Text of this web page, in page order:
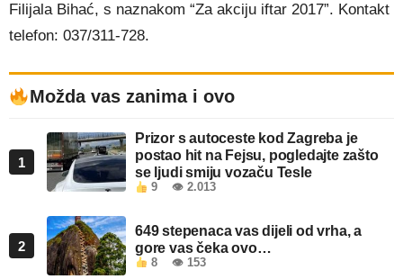
Filijala Bihać, s naznakom “Za akciju iftar 2017”. Kontakt
telefon: 037/311-728.
Možda vas zanima i ovo
1
Prizor s autoceste kod Zagreba je
postao hit na Fejsu, pogledajte zašto
se ljudi smiju vozaču Tesle
9 👁 2.013
2
649 stepenaca vas dijeli od vrha, a
gore vas čeka ovo…
8 👁 153